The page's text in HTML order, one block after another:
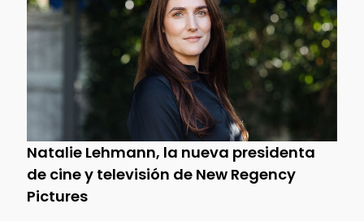
Natalie Lehmann, la nueva presidenta
de cine y televisión de New Regency
Pictures